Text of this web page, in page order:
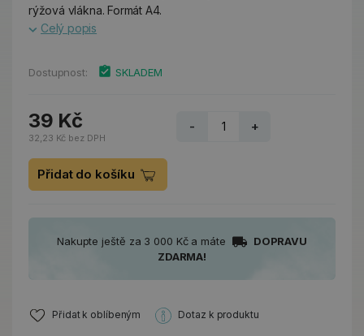
rýžová vlákna. Formát A4.
Celý popis
Dostupnost: SKLADEM
39 Kč
32,23 Kč bez DPH
- +
Přidat do košíku
Nakupte ještě za 3 000 Kč a máte
DOPRAVU
ZDARMA!
Přidat k oblíbeným Dotaz k produktu